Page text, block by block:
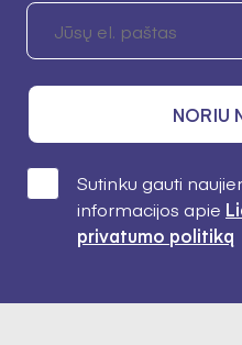
NORIU
Sutinku gauti
informacijos apie
privatumo politiką